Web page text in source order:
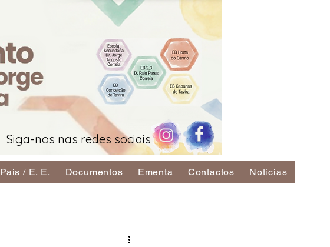
Siga-nos nas redes sociais
Pais / E. E. Documentos Ementa Contactos Notícias